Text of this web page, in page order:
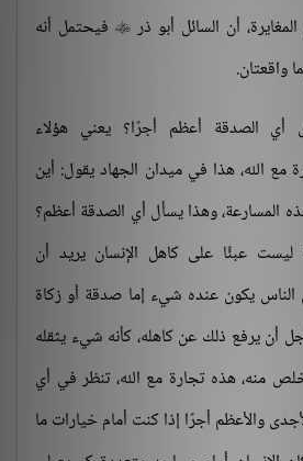
أن السائل أبو ذر  فيحتمل أنه
واقعتان.
أي الصدقة أعظم أجرًا؟ يعني هؤلاء
الله، هذا في ميدان الجهاد يقول: أين
المسارعة، وهذا يسأل أي الصدقة أعظم؟
عبئًا على كاهل الإنسان يريد أن
يكون عنده شيء إما صدقة أو زكاة
أن يرفع ذلك عن كاهله، كأنه شيء يثقله
منه، هذه تجارة مع الله، تنظر في أي
والأعظم أجرًا إذا كنت أمام خيارات ما